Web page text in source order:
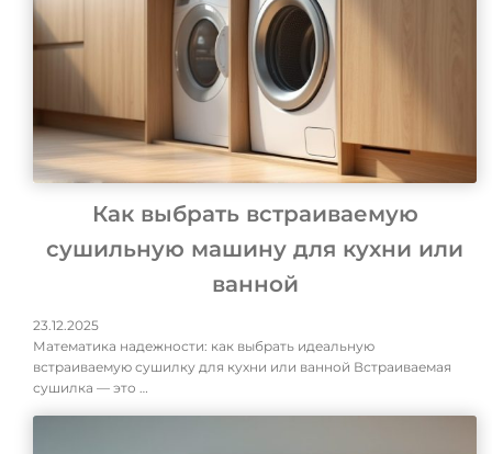
Как выбрать встраиваемую
сушильную машину для кухни или
ванной
23.12.2025
Математика надежности: как выбрать идеальную
встраиваемую сушилку для кухни или ванной Встраиваемая
сушилка — это …